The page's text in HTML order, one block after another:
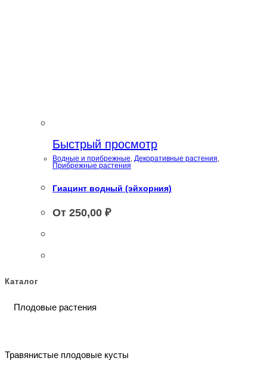
Быстрый просмотр
Водные и прибрежные, Декоративные растения,
Прибрежные растения
Гиацинт водный (эйхорния)
От 250,00 ₽
Каталог
Плодовые растения
Травянистые плодовые кусты